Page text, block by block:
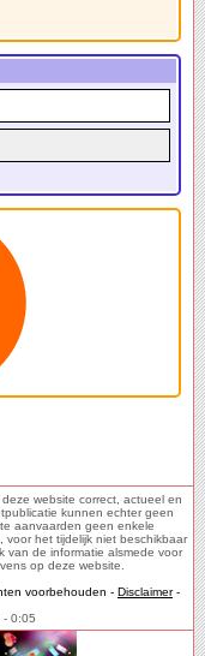
website correct, actueel en
kunnen echter geen
aanvaarden geen enkele
het tijdelijk niet beschikbaar
van de informatie alsmede voor
op deze website.
voorbehouden - Disclaimer-
- 0:05